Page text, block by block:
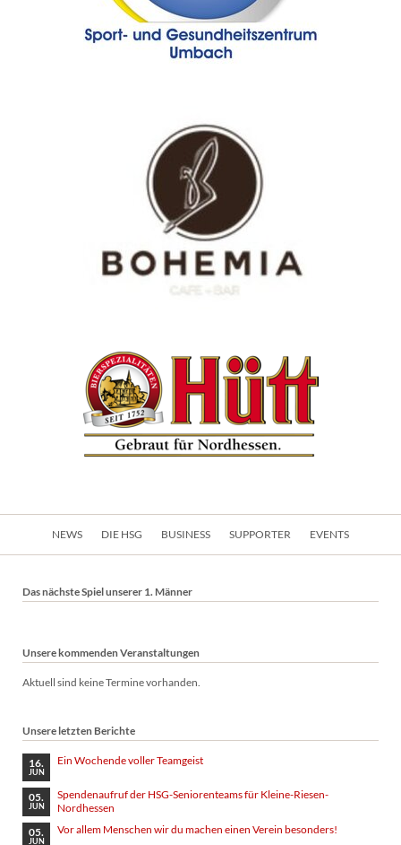
Navigation
NEWS DIE HSG BUSINESS SUPPORTER EVENTS
Das nächste Spiel unserer 1. Männer
Unsere kommenden Veranstaltungen
Aktuell sind keine Termine vorhanden.
Unsere letzten Berichte
16.
JUN
Ein Wochende voller Teamgeist
05.
JUN
Spendenaufruf der HSG-Seniorenteams für Kleine-Riesen-
Nordhessen
05.
JUN
Vor allem Menschen wir du machen einen Verein besonders!